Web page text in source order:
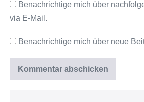
Benachrichtige mich über
via E-Mail.
Benachrichtige mich über neue